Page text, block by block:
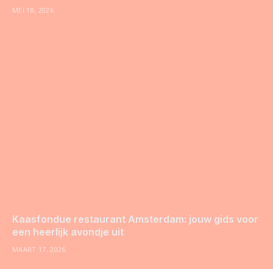
MEI 18, 2026
Kaasfondue restaurant Amsterdam: jouw gids voor
een heerlijk avondje uit
MAART 17, 2026